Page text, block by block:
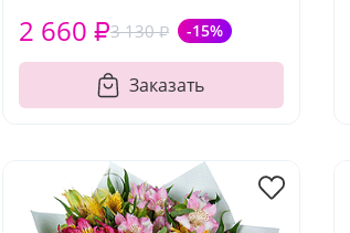
3 130 ₽ -15%
2 660 ₽
Заказать